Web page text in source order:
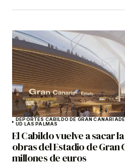
DEPORTES CABILDO DE GRAN CANARIA
UD LAS PALMAS
El Cabildo vuelve a sacar
obras del Estadio de Gran
millones de euros